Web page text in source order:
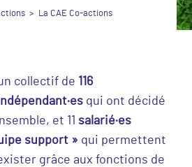
> La CAE Co-actions
collectif de 116
qui ont décidé
et 11 salarié·es
support » qui permettent
grâce aux fonctions de